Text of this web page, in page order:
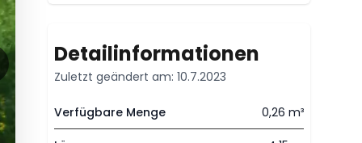
Detailinformationen
Zuletzt geändert am: 10.7.2023
Verfügbare Menge 0,26 m³